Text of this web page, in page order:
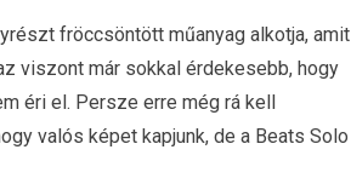
fröccsöntött műanyag alkotja, amit
viszont már sokkal érdekesebb, hogy
éri el. Persze erre még rá kell
valós képet kapjunk, de a Beats Solo